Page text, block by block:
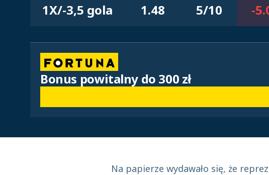
1X/-3,5 gola 1.48 5/10 -
Bonus powitalny do 300 zł
Na papierze wydawało się, że